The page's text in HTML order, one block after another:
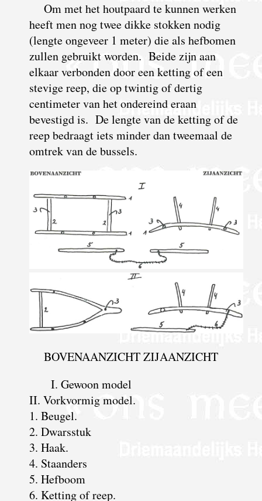
Om met het houtpaard te kunnen werken
heeft men nog twee dikke stokken nodig
(lengte ongeveer 1 meter) die als hefbomen
zullen gebruikt worden. Beide zijn aan
elkaar verbonden door een ketting of een
stevige reep, die op twintig of dertig
centimeter van het ondereind eraan
bevestigd is. De lengte van de ketting of de
reep bedraagt iets minder dan tweemaal de
omtrek van de bussels.
BOVENAANZICHT ZIJAANZICHT
I. Gewoon model
II. Vorkvormig model.
1. Beugel.
2. Dwarsstuk
3. Haak.
4. Staanders
5. Hefboom
6. Ketting of reep.